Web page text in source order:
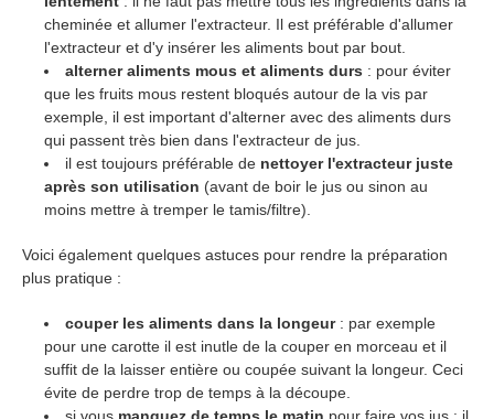
cheminée et allumer l'extracteur. Il est préférable d'allumer
l'extracteur et d'y insérer les aliments bout par bout.
alterner aliments mous et aliments durs : pour éviter
que les fruits mous restent bloqués autour de la vis par
exemple, il est important d'alterner avec des aliments durs
qui passent très bien dans l'extracteur de jus.
il est toujours préférable de nettoyer l'extracteur juste
après son utilisation (avant de boir le jus ou sinon au
moins mettre à tremper le tamis/filtre).
Voici également quelques astuces pour rendre la préparation
plus pratique :
couper les aliments dans la longeur: par exemple
pour une carotte il est inutle de la couper en morceau et il
suffit de la laisser entière ou coupée suivant la longeur. Ceci
évite de perdre trop de temps à la découpe.